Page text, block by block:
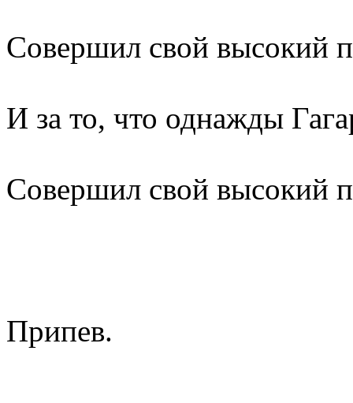
Совершил свой высокий
И за то, что однажды
Совершил свой высокий
Припев.